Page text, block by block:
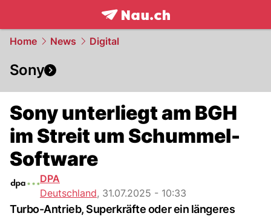
frontpage.NAU.ch
Home News Digital
Sony
Sony unterliegt am BGH
im Streit um Schummel-
Software
DPA
Deutschland, 31.07.2025 - 10:33
Turbo-Antrieb, Superkräfte oder ein längeres